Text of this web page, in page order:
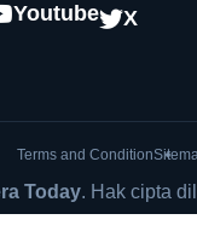
Youtube X
Terms and Condition
Today. Hak cipta